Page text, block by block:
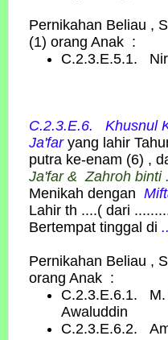
Pernikahan Beliau ,
(1) orang Anak :
C.2.3.E.5.1.
C.2.3.E.6. Khusnul
Ja'faryang lahir
putra ke-enam (6) ,
Ja'far & Zahroh binti
Menikah dengan
Lahir th ....( dari
Bertempat tinggal di
Pernikahan Beliau ,
orang Anak :
C.2.3.E.6.1. M.
Awaluddin
C.2.3.E.6.2.